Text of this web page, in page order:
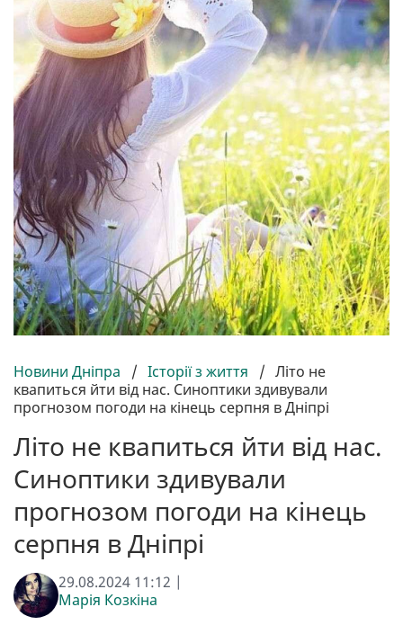
Новини Дніпра / Історії з життя / Літо не
квапиться йти від нас. Синоптики здивували
прогнозом погоди на кінець серпня в Дніпрі
Літо не квапиться йти від нас.
Синоптики здивували
прогнозом погоди на кінець
серпня в Дніпрі
29.08.2024 11:12 |
Марія Козкіна